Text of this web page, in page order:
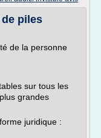
piles
de la personne
sur tous les
grandes
juridique :